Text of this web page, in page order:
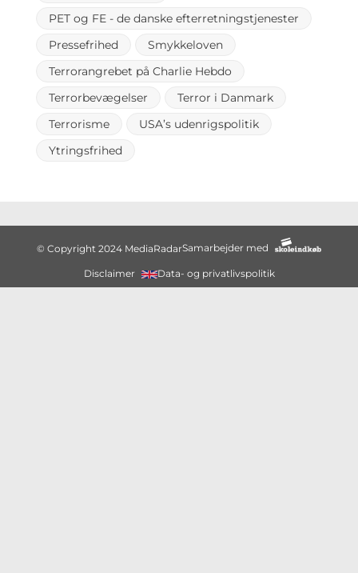
PET og FE - de danske efterretningstjenester
Pressefrihed
Smykkeloven
Terrorangrebet på Charlie Hebdo
Terrorbevægelser
Terror i Danmark
Terrorisme
USA’s udenrigspolitik
Ytringsfrihed
© Copyright 2024 MediaRadarSamarbejder med
Disclaimer Data- og privatlivspolitik